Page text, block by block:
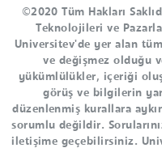
©2020 Tüm Hakları
Teknolojileri ve
Universitev'de yer alan
ve değişmez olduğu
yükümlülükler, içeriği
görüş ve bilgilerin
düzenlenmiş kurallara
sorumlu değildir.
iletişime geçebilirsiniz.